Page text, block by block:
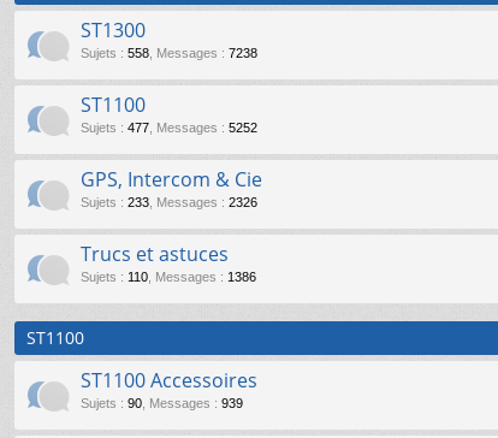
ST1300
Sujets : 558 Messages : 7238
ST1100
Sujets : 477 Messages : 5252
GPS, Intercom & Cie
Sujets : 233 Messages : 2326
Trucs et astuces
Sujets : 110 Messages : 1386
ST1100
ST1100 Accessoires
Sujets : 90 Messages : 939